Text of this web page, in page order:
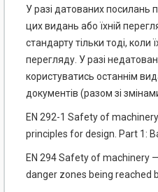
У разі датованих посилань
цих видань або їхній
стандарту тільки тоді, коли
перегляду. У разі
користуватись останнім
документів (разом зі
EN 292-1 Safety of
principles for design. Part 1:
EN 294 Safety of machinery
danger zones being reached